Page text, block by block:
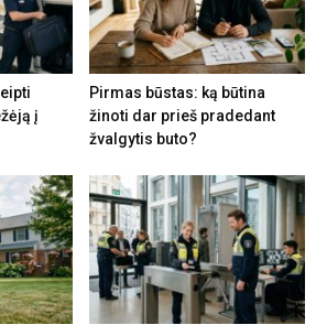
į
Pirmas būstas: ką būtina
žinoti dar prieš pradedant
žvalgytis buto?